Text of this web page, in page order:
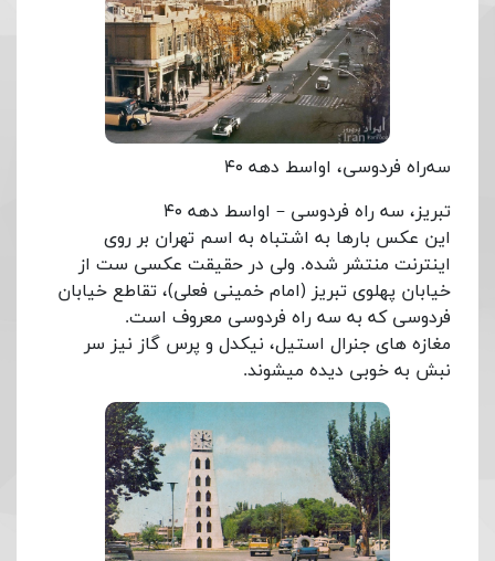
سه‌راه فردوسی، اواسط دهه ۴۰
تبریز، سه راه فردوسی – اواسط دهه ۴۰
این عکس بارها به اشتباه به اسم تهران بر روی
اینترنت منتشر شده. ولی در حقیقت عکسی ست از
خیابان پهلوی تبریز (امام خمینی فعلی)، تقاطع خیابان
فردوسی که به سه راه فردوسی معروف است.
مغازه های جنرال استیل، نیکدل و پرس گاز نیز سر
نبش به خوبی دیده میشوند.